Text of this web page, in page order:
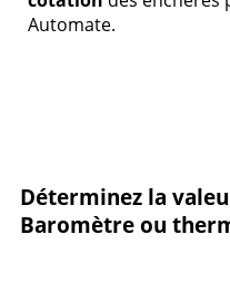
Automate.
Déterminez la
Baromètre ou